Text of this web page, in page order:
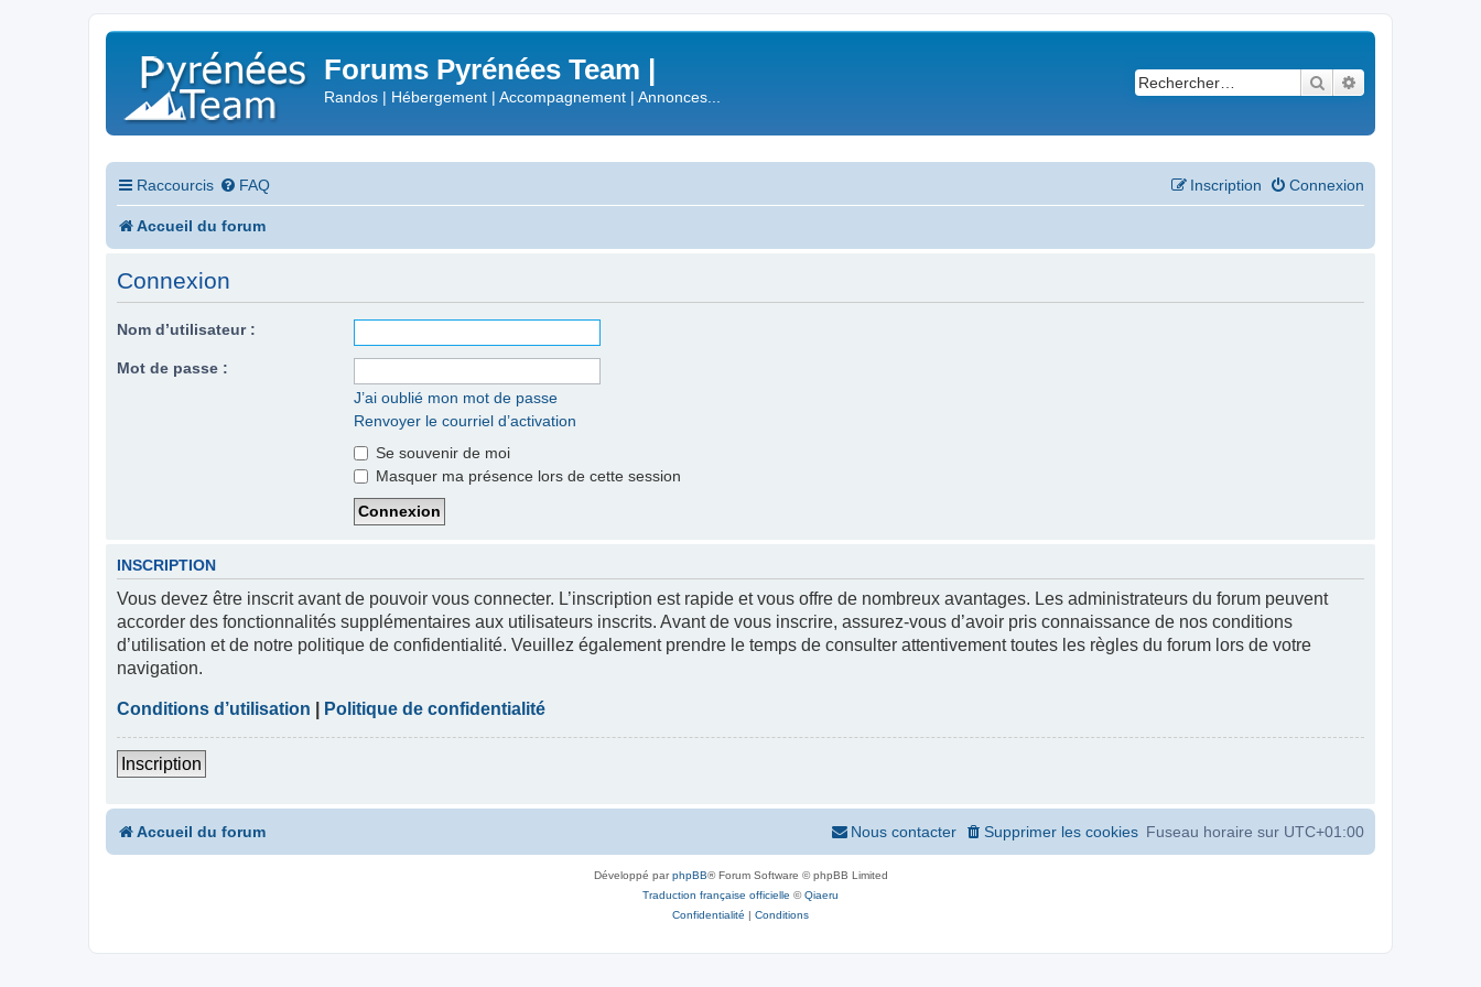
Forums Pyrénées Team |
Randos | Hébergement | Accompagnement | Annonces...
Rechercher
Raccourcis FAQ Connexion
Inscription
Accueil du forum
Connexion
Nom d’utilisateur :
Mot de passe :
J’ai oublié mon mot de passe
Renvoyer le courriel d’activation
Se souvenir de moi
Masquer ma présence lors de cette session
INSCRIPTION
Vous devez être inscrit avant de pouvoir vous connecter. L’inscription est rapide et vous offre de nombreux avantages. Les administrateurs du forum peuvent
accorder des fonctionnalités supplémentaires aux utilisateurs inscrits. Avant de vous inscrire, assurez-vous d’avoir pris connaissance de nos conditions
d’utilisation et de notre politique de confidentialité. Veuillez également prendre le temps de consulter attentivement toutes les règles du forum lors de votre
navigation.
Conditions d’utilisation Politique de confidentialité
Inscription
Accueil du forum Fuseau horaire sur UTC+01:00
Supprimer les cookies
Nous contacter
Développé parphpBB® Forum Software © phpBB Limited
Traduction française officielle ©Qiaeru
Confidentialité | Conditions